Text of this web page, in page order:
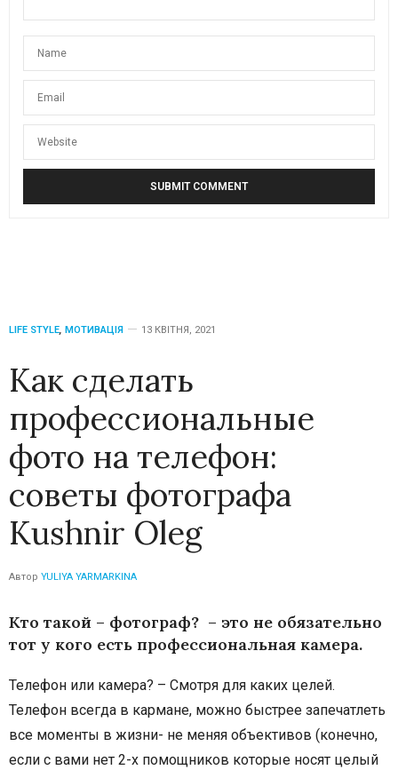
LIFE STYLE, МОТИВАЦІЯ 13 КВІТНЯ, 2021
Как сделать
профессиональные
фото на телефон:
советы фотографа
Kushnir Oleg
Автор YULIYA YARMARKINA
Кто такой – фотограф? – это не обязательно
тот у кого есть профессиональная камера.
Телефон или камера? – Смотря для каких целей.
Телефон всегда в кармане, можно быстрее запечатлеть
все моменты в жизни- не меняя объективов (конечно,
если с вами нет 2-х помощников которые носят целый